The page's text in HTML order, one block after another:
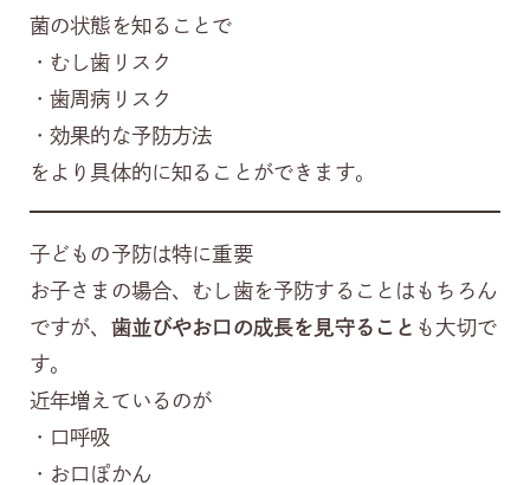
菌の状態を知ることで
・むし歯リスク
・歯周病リスク
・効果的な予防方法
をより具体的に知ることができます。
子どもの予防は特に重要
お子さまの場合、むし歯を予防することはもちろん
ですが、 歯並びやお口の成長を見守ること も大切で
す。
近年増えているのが
・口呼吸
・お口ぽかん